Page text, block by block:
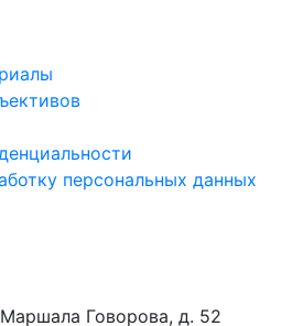
персональных данных
Говорова, д. 52